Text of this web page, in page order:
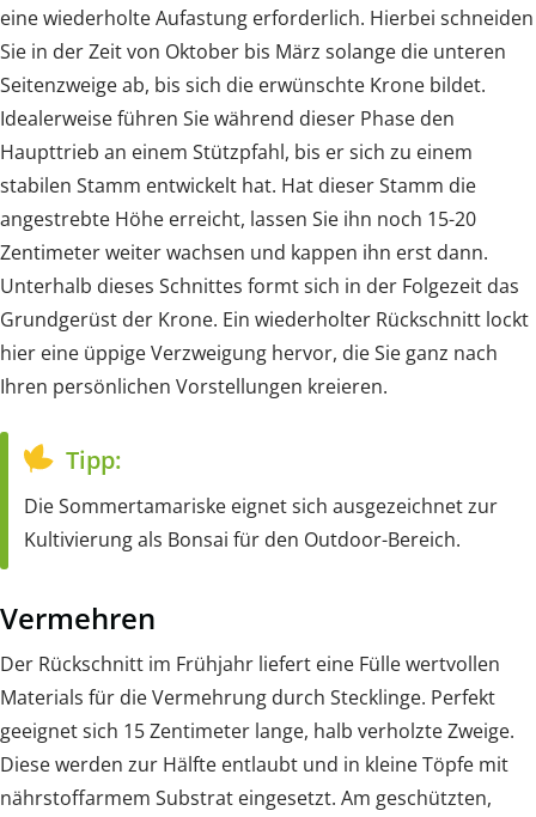
eine wiederholte Aufastung erforderlich. Hierbei schneiden
Sie in der Zeit von Oktober bis März solange die unteren
Seitenzweige ab, bis sich die erwünschte Krone bildet.
Idealerweise führen Sie während dieser Phase den
Haupttrieb an einem Stützpfahl, bis er sich zu einem
stabilen Stamm entwickelt hat. Hat dieser Stamm die
angestrebte Höhe erreicht, lassen Sie ihn noch 15-20
Zentimeter weiter wachsen und kappen ihn erst dann.
Unterhalb dieses Schnittes formt sich in der Folgezeit das
Grundgerüst der Krone. Ein wiederholter Rückschnitt lockt
hier eine üppige Verzweigung hervor, die Sie ganz nach
Ihren persönlichen Vorstellungen kreieren.
Tipp:
Die Sommertamariske eignet sich ausgezeichnet zur
Kultivierung als Bonsai für den Outdoor-Bereich.
Vermehren
Der Rückschnitt im Frühjahr liefert eine Fülle wertvollen
Materials für die Vermehrung durch Stecklinge. Perfekt
geeignet sich 15 Zentimeter lange, halb verholzte Zweige.
Diese werden zur Hälfte entlaubt und in kleine Töpfe mit
nährstoffarmem Substrat eingesetzt. Am geschützten,